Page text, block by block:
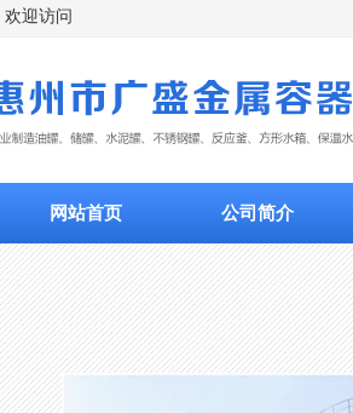
欢迎访问
网站首页 公司简介